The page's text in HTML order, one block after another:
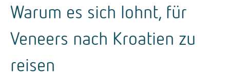
Warum es sich lohnt, für
Veneers nach Kroatien zu
reisen